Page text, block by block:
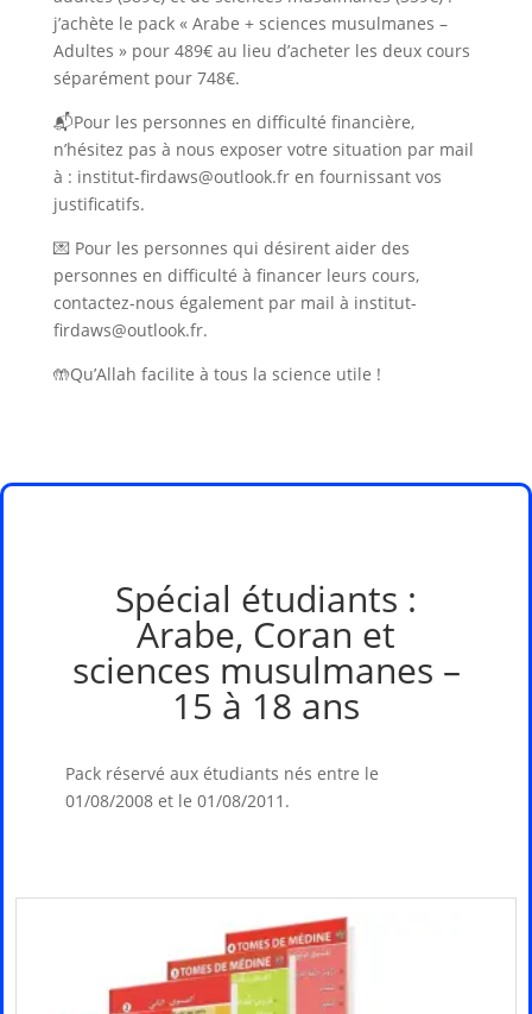
j’achète le pack « Arabe + sciences musulmanes –
Adultes » pour 489€ au lieu d’acheter les deux cours
séparément pour 748€.
📬Pour les personnes en difficulté financière,
n’hésitez pas à nous exposer votre situation par mail
à : institut-firdaws@outlook.fr en fournissant vos
justificatifs.
💌 Pour les personnes qui désirent aider des
personnes en difficulté à financer leurs cours,
contactez-nous également par mail à institut-
firdaws@outlook.fr.
🤲Qu’Allah facilite à tous la science utile !
Spécial étudiants :
Arabe, Coran et
sciences musulmanes –
15 à 18 ans
Pack réservé aux étudiants nés entre le
01/08/2008 et le 01/08/2011.